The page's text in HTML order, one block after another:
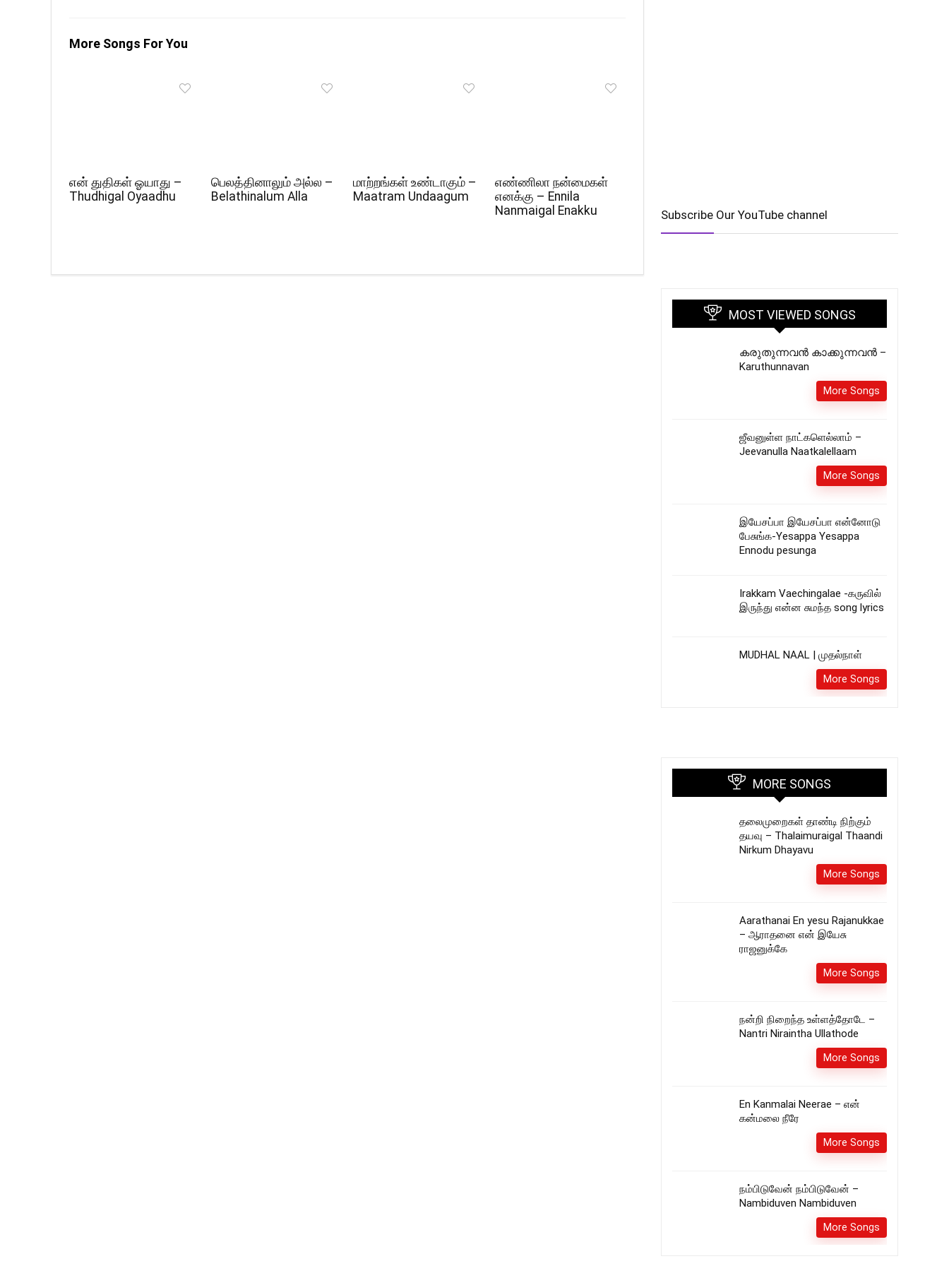
More Songs For You
என் துதிகள் ஓயாது –
Thudhigal Oyaadhu
பெலத்தினாலும் அல்ல –
Belathinalum Alla
மாற்றங்கள் உண்டாகும் –
Maatram Undaagum
எண்ணிலா நன்மைகள்
எனக்கு – Ennila
Nanmaigal Enakku
Subscribe Our YouTube channel
MOST VIEWED SONGS
കരുതുന്നവൻ കാക്കുന്നവൻ –
Karuthunnavan
More Songs
ஜீவனுள்ள நாட்களெல்லாம் –
Jeevanulla Naatkalellaam
More Songs
இயேசப்பா இயேசப்பா என்னோடு
பேசுங்க-Yesappa Yesappa
Ennodu pesunga
Irakkam Vaechingalae -கருவில்
இருந்து என்ன சுமந்த song lyrics
MUDHAL NAAL | முதல்நாள்
More Songs
MORE SONGS
தலைமுறைகள் தாண்டி நிற்கும்
தயவு – Thalaimuraigal Thaandi
Nirkum Dhayavu
More Songs
Aarathanai En yesu Rajanukkae
– ஆராதனை என் இயேசு
ராஜனுக்கே
More Songs
நன்றி நிறைந்த உள்ளத்தோடே –
Nantri Niraintha Ullathode
More Songs
En Kanmalai Neerae – என்
கன்மலை நீரே
More Songs
நம்பிடுவேன் நம்பிடுவேன் –
Nambiduven Nambiduven
More Songs